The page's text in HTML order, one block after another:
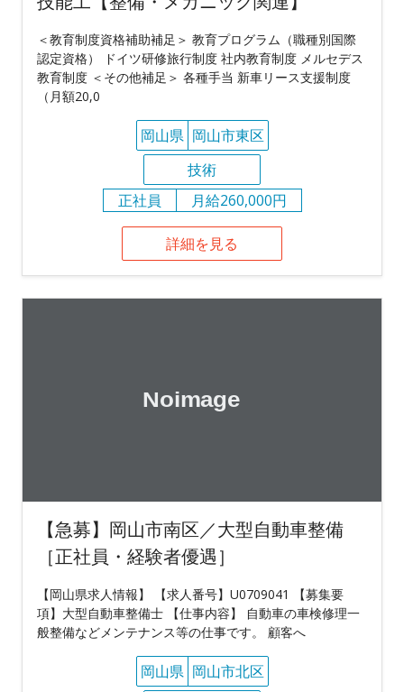
＜教育制度資格補助補足＞ 教育プログラム（職種別国際
認定資格） ドイツ研修旅行制度 社内教育制度 メルセデス
教育制度 ＜その他補足＞ 各種手当 新車リース支援制度
（月額20,0
岡山県 岡山市東区
技術
正社員
月給260,000円
詳細を見る
【急募】岡山市南区／大型自動車整備
［正社員・経験者優遇］
【岡山県求人情報】 【求人番号】U0709041 【募集要
項】大型自動車整備士 【仕事内容】 自動車の車検修理一
般整備などメンテナンス等の仕事です。 顧客へ
岡山県 岡山市北区